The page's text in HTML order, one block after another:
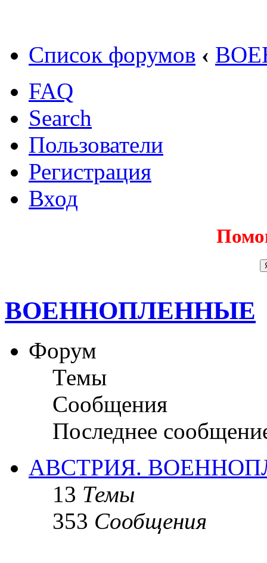
Список форумов ‹
FAQ
Search
Пользователи
Регистрация
Вход
ВОЕННОПЛЕННЫЕ
Форум
Темы
Сообщения
Последнее
АВСТРИЯ.
13 Темы
353 Сообщения